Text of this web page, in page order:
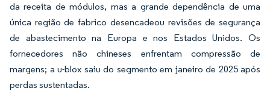
da receita de módulos, mas a grande dependência de uma
única região de fabrico desencadeou revisões de segurança
de abastecimento na Europa e nos Estados Unidos. Os
fornecedores não chineses enfrentam compressão de
margens; a u-blox saiu do segmento em janeiro de 2025 após
perdas sustentadas.